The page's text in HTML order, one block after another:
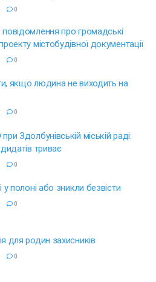
0
про громадські
містобудівної документації
0
якщо людина не виходить на
0
Здолбунівській міській раді:
триває
0
у полоні або зникли безвісти
0
для родин захисників
0